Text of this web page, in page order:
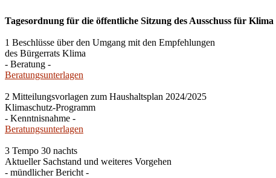
Tagesordnung für die öffentliche Sitzung des Ausschuss für
1 Beschlüsse über den Umgang mit den Empfehlungen
des Bürgerrats Klima
- Beratung -
Beratungsunterlagen
2 Mitteilungsvorlagen zum Haushaltsplan 2024/2025
Klimaschutz-Programm
- Kenntnisnahme -
Beratungsunterlagen
3 Tempo 30 nachts
Aktueller Sachstand und weiteres Vorgehen
- mündlicher Bericht -